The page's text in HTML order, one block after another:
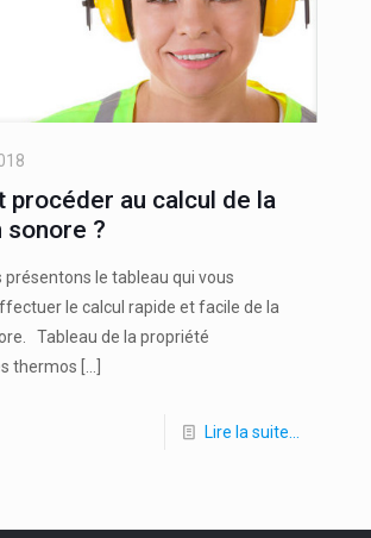
procéder au calcul de la
?
présentons le tableau qui vous
le calcul rapide et facile de la
Tableau de la propriété
thermos
Lire la suite…